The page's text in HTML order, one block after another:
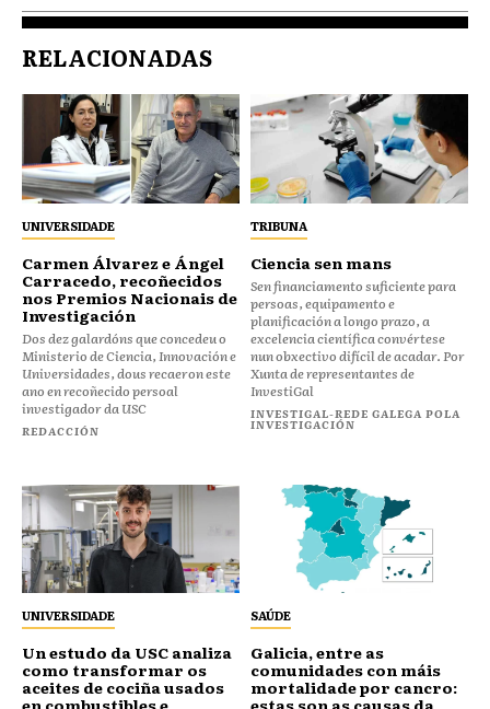
RELACIONADAS
UNIVERSIDADE
Carmen Álvarez e Ángel
Carracedo, recoñecidos
nos Premios Nacionais de
Investigación
Dos dez galardóns que concedeu o
Ministerio de Ciencia, Innovación e
Universidades, dous recaeron este
ano en recoñecido persoal
investigador da USC
REDACCIÓN
TRIBUNA
Ciencia sen mans
Sen financiamento suficiente para
persoas, equipamento e
planificación a longo prazo, a
excelencia científica convértese
nun obxectivo difícil de acadar. Por
Xunta de representantes de
InvestiGal
INVESTIGAL-REDE GALEGA POLA
INVESTIGACIÓN
UNIVERSIDADE
Un estudo da USC analiza
como transformar os
aceites de cociña usados
SAÚDE
Galicia, entre as
comunidades con máis
mortalidade por cancro: